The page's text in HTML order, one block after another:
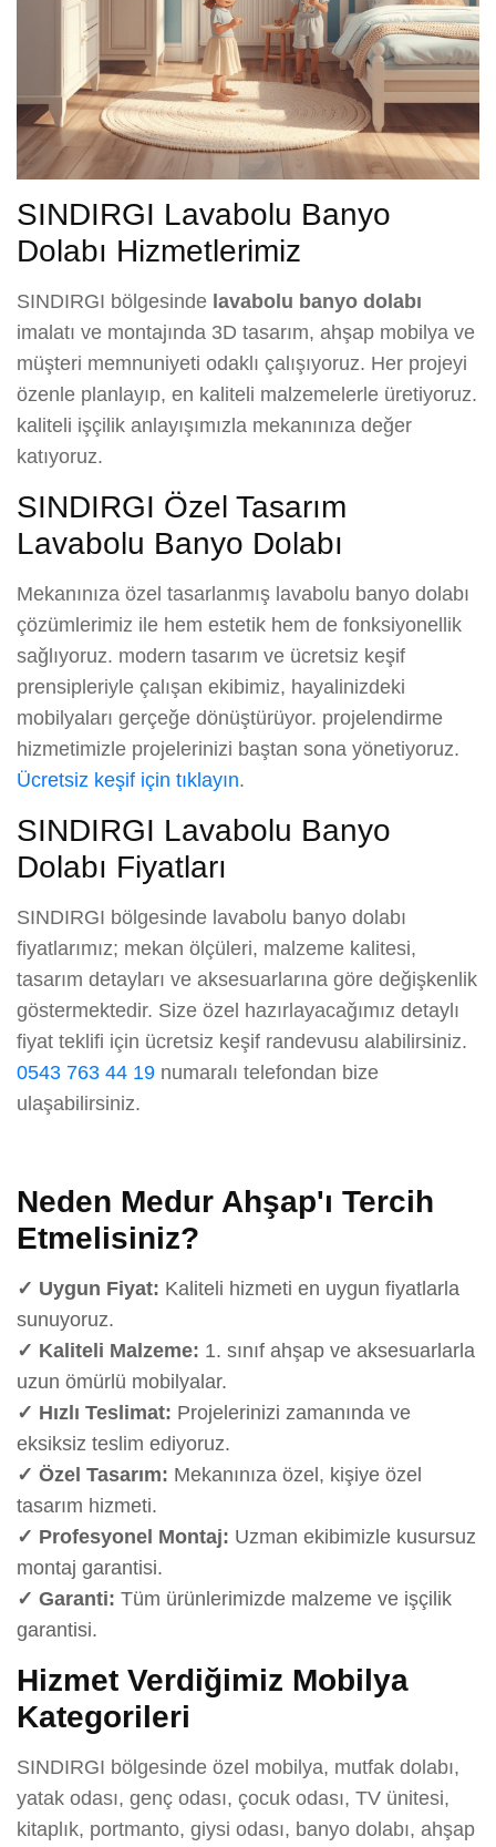
SINDIRGI Lavabolu Banyo
Dolabı Hizmetlerimiz
SINDIRGI bölgesinde lavabolu banyo dolabı
imalatı ve montajında 3D tasarım, ahşap mobilya ve
müşteri memnuniyeti odaklı çalışıyoruz. Her projeyi
özenle planlayıp, en kaliteli malzemelerle üretiyoruz.
kaliteli işçilik anlayışımızla mekanınıza değer
katıyoruz.
SINDIRGI Özel Tasarım
Lavabolu Banyo Dolabı
Mekanınıza özel tasarlanmış lavabolu banyo dolabı
çözümlerimiz ile hem estetik hem de fonksiyonellik
sağlıyoruz. modern tasarım ve ücretsiz keşif
prensipleriyle çalışan ekibimiz, hayalinizdeki
mobilyaları gerçeğe dönüştürüyor. projelendirme
hizmetimizle projelerinizi baştan sona yönetiyoruz.
Ücretsiz keşif için tıklayın.
SINDIRGI Lavabolu Banyo
Dolabı Fiyatları
SINDIRGI bölgesinde lavabolu banyo dolabı
fiyatlarımız; mekan ölçüleri, malzeme kalitesi,
tasarım detayları ve aksesuarlarına göre değişkenlik
göstermektedir. Size özel hazırlayacağımız detaylı
fiyat teklifi için ücretsiz keşif randevusu alabilirsiniz.
0543 763 44 19 numaralı telefondan bize
ulaşabilirsiniz.
Neden Medur Ahşap'ı Tercih
Etmelisiniz?
✓ Uygun Fiyat: Kaliteli hizmeti en uygun fiyatlarla
sunuyoruz.
✓ Kaliteli Malzeme: 1. sınıf ahşap ve aksesuarlarla
uzun ömürlü mobilyalar.
✓ Hızlı Teslimat: Projelerinizi zamanında ve
eksiksiz teslim ediyoruz.
✓ Özel Tasarım: Mekanınıza özel, kişiye özel
tasarım hizmeti.
✓ Profesyonel Montaj: Uzman ekibimizle kusursuz
montaj garantisi.
✓ Garanti: Tüm ürünlerimizde malzeme ve işçilik
garantisi.
Hizmet Verdiğimiz Mobilya
Kategorileri
SINDIRGI bölgesinde özel mobilya, mutfak dolabı,
yatak odası, genç odası, çocuk odası, TV ünitesi,
kitaplık, portmanto, giysi odası, banyo dolabı, ahşap